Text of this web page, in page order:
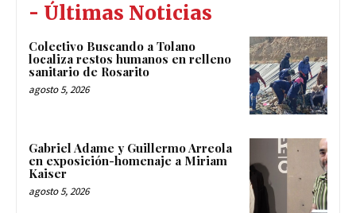
- Últimas Noticias
Colectivo Buscando a Tolano
localiza restos humanos en relleno
sanitario de Rosarito
agosto 5, 2026
Gabriel Adame y Guillermo Arreola
en exposición-homenaje a Miriam
Kaiser
agosto 5, 2026